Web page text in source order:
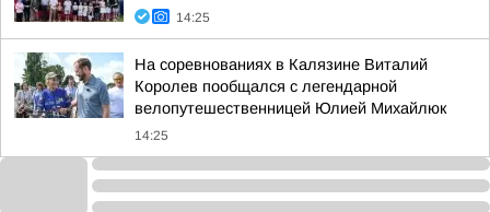
14:25
На соревнованиях в Калязине Виталий
Королев пообщался с легендарной
велопутешественницей Юлией Михайлюк
14:25